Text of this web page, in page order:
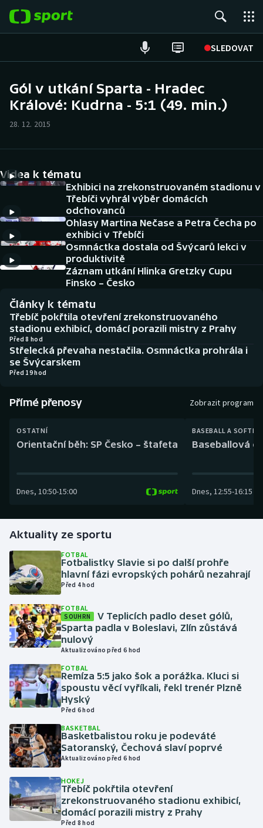
SLEDOVAT
Hokej
Cyklistika
DALŠÍ SPORTY
Americký fotbal
Baseball a softbal
Basketbal
Biatlon
Boby a skeleton
Dostihy
Futsal
Gymnastika
Házená
Jezdectví
Judo
Krasobruslení
Lezení
Lyže a snowboard
Moderní pětiboj
Motorsport
Olympijské hry
NEPŘEHLÉDNĚTE
Soutěže
Historické návraty
Aplikace ČT sport
AZ kvíz
Gól v utkání Sparta - Hradec
Králové: Kudrna - 5:1 (49. min.)
28. 12. 2015
Videa k tématu
Exhibici na zrekonstruovaném stadionu v
Třebíči vyhrál výběr domácích
odchovanců
Ohlasy Martina Nečase a Petra Čecha po
exhibici v Třebíči
Osmnáctka dostala od Švýcarů lekci v
produktivitě
Záznam utkání Hlinka Gretzky Cupu
Finsko – Česko
Články k tématu
Třebíč pokřtila otevření zrekonstruovaného
stadionu exhibicí, domácí porazili mistry z Prahy
Před 8 hod
Střelecká převaha nestačila. Osmnáctka prohrála i
se Švýcarskem
Před 19 hod
Přímé přenosy Zobrazit program
OSTATNÍ
Orientační běh: SP Česko – štafeta
Dnes, 10:50-15:00
BASEBALL A
Baseballová
Dnes, 12:55-16:15
Aktuality ze sportu
FOTBAL
Fotbalistky Slavie si po další prohře
hlavní fázi evropských pohárů nezahrají
Před 4 hod
FOTBAL
SOUHRN
V Teplicích padlo deset gólů,
Sparta padla v Boleslavi, Zlín zůstává
nulový
Aktualizováno před 6 hod
FOTBAL
Remíza 5:5 jako šok a porážka. Kluci si
spoustu věcí vyříkali, řekl trenér Plzně
Hyský
Před 6 hod
BASKETBAL
Basketbalistou roku je podeváté
Satoranský, Čechová slaví poprvé
Aktualizováno před 6 hod
HOKEJ
Třebíč pokřtila otevření
zrekonstruovaného stadionu exhibicí,
domácí porazili mistry z Prahy
Před 8 hod